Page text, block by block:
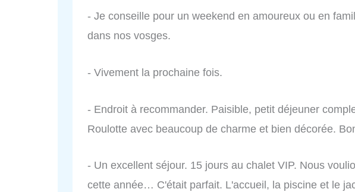
- Je conseille pour un weekend en amoureux ou en
dans nos vosges.
- Vivement la prochaine fois.
- Endroit à recommander. Paisible, petit déjeuner
Roulotte avec beaucoup de charme et bien décorée.
- Un excellent séjour. 15 jours au chalet VIP. Nous
cette année… C'était parfait. L'accueil, la piscine et le